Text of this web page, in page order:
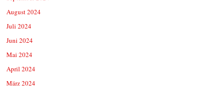
August 2024
Juli 2024
Juni 2024
Mai 2024
April 2024
März 2024